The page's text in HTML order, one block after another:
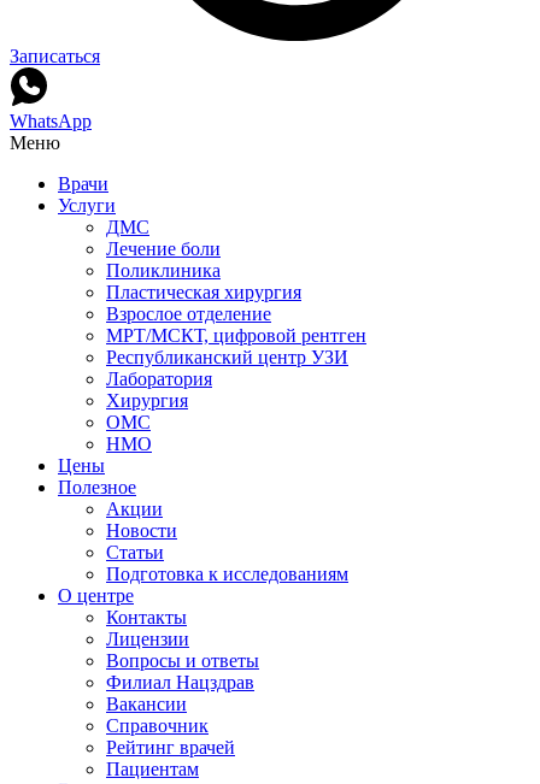
Записаться
WhatsApp
Меню
Врачи
Услуги
ДМС
Лечение боли
Поликлиника
Пластическая хирургия
Взрослое отделение
МРТ/МСКТ, цифровой рентген
Республиканский центр УЗИ
Лаборатория
Хирургия
ОМС
НМО
Цены
Полезное
Акции
Новости
Статьи
Подготовка к исследованиям
О центре
Контакты
Лицензии
Вопросы и ответы
Филиал Нацздрав
Вакансии
Справочник
Рейтинг врачей
Пациентам